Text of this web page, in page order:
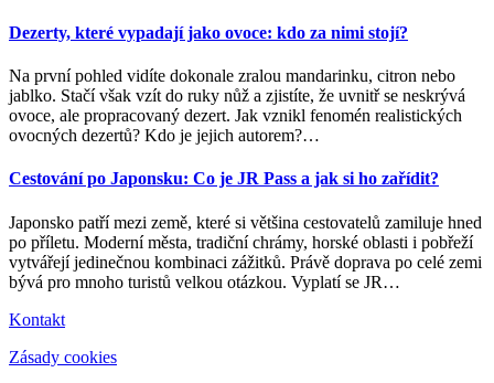
Dezerty, které vypadají jako ovoce: kdo za nimi stojí?
Na první pohled vidíte dokonale zralou mandarinku, citron nebo
jablko. Stačí však vzít do ruky nůž a zjistíte, že uvnitř se neskrývá
ovoce, ale propracovaný dezert. Jak vznikl fenomén realistických
ovocných dezertů? Kdo je jejich autorem?…
Cestování po Japonsku: Co je JR Pass a jak si ho zařídit?
Japonsko patří mezi země, které si většina cestovatelů zamiluje hned
po příletu. Moderní města, tradiční chrámy, horské oblasti i pobřeží
vytvářejí jedinečnou kombinaci zážitků. Právě doprava po celé zemi
bývá pro mnoho turistů velkou otázkou. Vyplatí se JR…
Kontakt
Zásady cookies